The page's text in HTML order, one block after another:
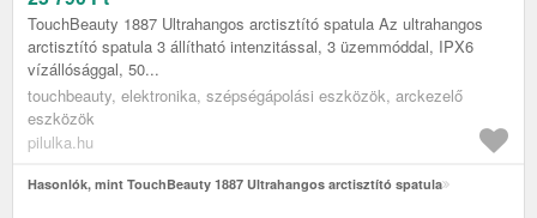
TouchBeauty 1887 Ultrahangos arctisztító spatula Az ultrahangos
arctisztító spatula 3 állítható intenzitással, 3 üzemmóddal, IPX6
vízállósággal, 50...
touchbeauty, elektronika, szépségápolási eszközök, arckezelő
eszközök
pilulka.hu
Hasonlók, mint TouchBeauty 1887 Ultrahangos arctisztító spatula